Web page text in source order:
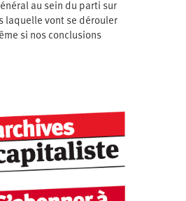
au sein du parti sur
laquelle vont se dérouler
si nos conclusions